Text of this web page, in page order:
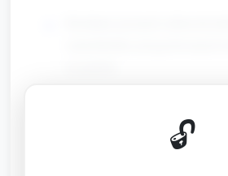
Ania. Cześć!” Drugie dziecko
🔓